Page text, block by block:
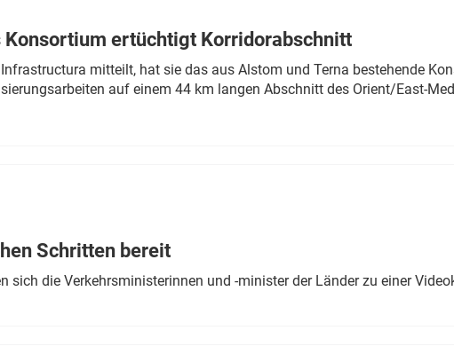
ertüchtigt Korridorabschnitt
mitteilt, hat sie das aus Alstom und Terna bestehende
auf einem 44 km langen Abschnitt des Orient/East-
Schritten bereit
sich die Verkehrsministerinnen und -minister der Länder zu einer